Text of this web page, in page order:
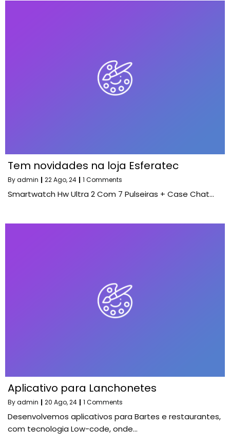
Tem novidades na loja Esferatec
Byadmin | 22Ago, 24 | 1 Comments
Smartwatch Hw Ultra 2 Com 7 Pulseiras + Case Chat…
Aplicativo para Lanchonetes
Byadmin | 20 Ago, 24 | 1 Comments
Desenvolvemos aplicativos para Bartes e restaurantes,
com tecnologia Low-code, onde…